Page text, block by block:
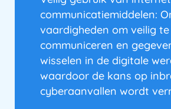
communicatiemiddelen:
vaardigheden om veilig
communiceren en
wisselen in de digitale
waardoor de kans op
cyberaanvallen wordt